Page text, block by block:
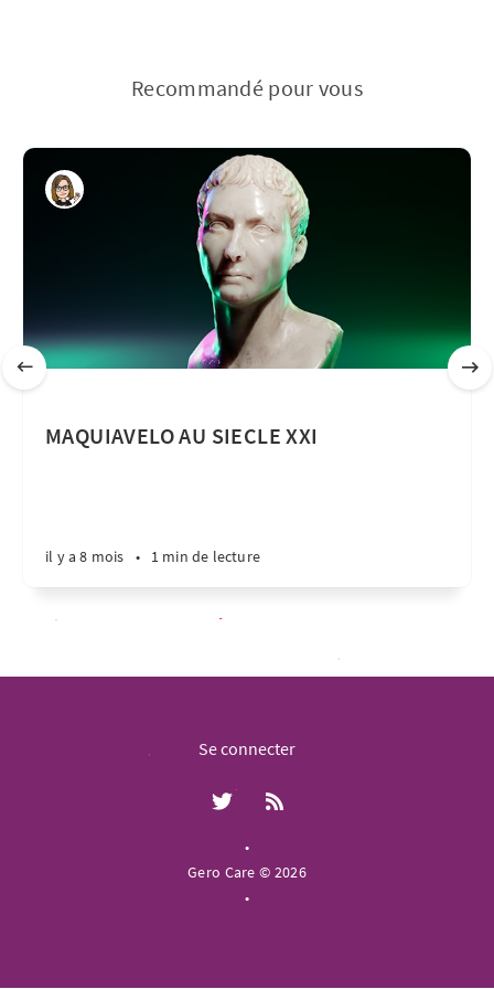
Recommandé pour vous
MAQUIAVELO AU SIECLE XXI
il y a 8 mois • 1 min de lecture
Se connecter
•
Gero Care © 2026
•